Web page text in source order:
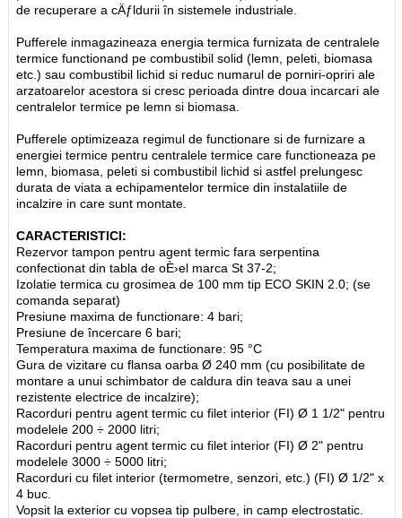
de recuperare a cÄƒldurii în sistemele industriale.
Pufferele inmagazineaza energia termica furnizata de centralele
termice functionand pe combustibil solid (lemn, peleti, biomasa
etc.) sau combustibil lichid si reduc numarul de porniri-opriri ale
arzatoarelor acestora si cresc perioada dintre doua incarcari ale
centralelor termice pe lemn si biomasa.
Pufferele optimizeaza regimul de functionare si de furnizare a
energiei termice pentru centralele termice care functioneaza pe
lemn, biomasa, peleti si combustibil lichid si astfel prelungesc
durata de viata a echipamentelor termice din instalatiile de
incalzire in care sunt montate.
CARACTERISTICI:
Rezervor tampon pentru agent termic fara serpentina
confectionat din tabla de oÈ›el marca St 37-2;
Izolatie termica cu grosimea de 100 mm tip ECO SKIN 2.0; (se
comanda separat)
Presiune maxima de functionare: 4 bari;
Presiune de încercare 6 bari;
Temperatura maxima de functionare: 95 °C
Gura de vizitare cu flansa oarba Ø 240 mm (cu posibilitate de
montare a unui schimbator de caldura din teava sau a unei
rezistente electrice de incalzire);
Racorduri pentru agent termic cu filet interior (FI) Ø 1 1/2" pentru
modelele 200 ÷ 2000 litri;
Racorduri pentru agent termic cu filet interior (FI) Ø 2" pentru
modelele 3000 ÷ 5000 litri;
Racorduri cu filet interior (termometre, senzori, etc.) (FI) Ø 1/2" x
4 buc.
Vopsit la exterior cu vopsea tip pulbere, in camp electrostatic.